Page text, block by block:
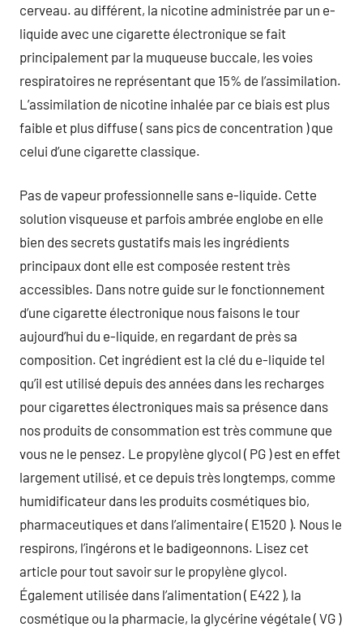
cerveau. au différent, la nicotine administrée par un e-
liquide avec une cigarette électronique se fait
principalement par la muqueuse buccale, les voies
respiratoires ne représentant que 15% de l’assimilation.
L’assimilation de nicotine inhalée par ce biais est plus
faible et plus diffuse ( sans pics de concentration ) que
celui d’une cigarette classique.
Pas de vapeur professionnelle sans e-liquide. Cette
solution visqueuse et parfois ambrée englobe en elle
bien des secrets gustatifs mais les ingrédients
principaux dont elle est composée restent très
accessibles. Dans notre guide sur le fonctionnement
d’une cigarette électronique nous faisons le tour
aujourd’hui du e-liquide, en regardant de près sa
composition. Cet ingrédient est la clé du e-liquide tel
qu’il est utilisé depuis des années dans les recharges
pour cigarettes électroniques mais sa présence dans
nos produits de consommation est très commune que
vous ne le pensez. Le propylène glycol ( PG ) est en effet
largement utilisé, et ce depuis très longtemps, comme
humidificateur dans les produits cosmétiques bio,
pharmaceutiques et dans l’alimentaire ( E1520 ). Nous le
respirons, l’ingérons et le badigeonnons. Lisez cet
article pour tout savoir sur le propylène glycol.
Également utilisée dans l’alimentation ( E422 ), la
cosmétique ou la pharmacie, la glycérine végétale ( VG )